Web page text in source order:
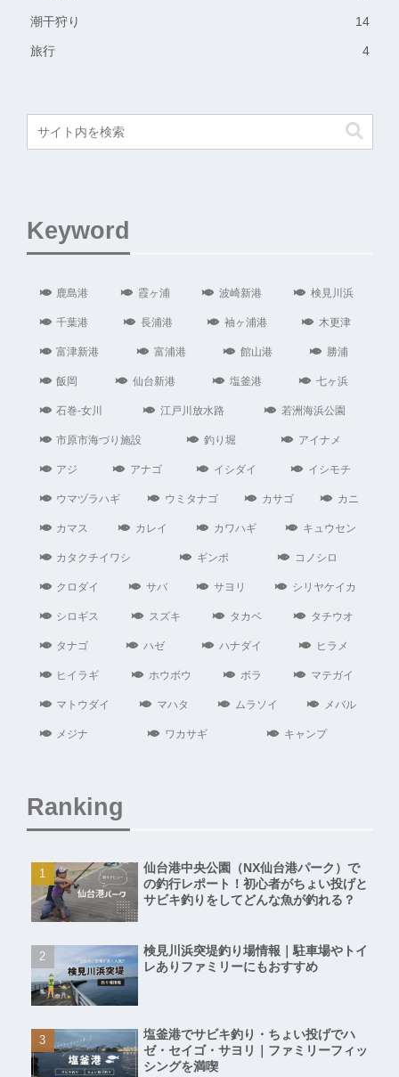
潮干狩り 14
旅行 4
Keyword
鹿島港 霞ヶ浦 波崎新港 検見川浜
千葉港 長浦港 袖ヶ浦港 木更津
富津新港 富浦港 館山港 勝浦
飯岡 仙台新港 塩釜港 七ヶ浜
石巻-女川 江戸川放水路 若洲海浜公園
市原市海づり施設 釣り堀 アイナメ
アジ アナゴ イシダイ イシモチ
ウマヅラハギ ウミタナゴ カサゴ カニ
カマス カレイ カワハギ キュウセン
カタクチイワシ ギンポ コノシロ
クロダイ サバ サヨリ シリヤケイカ
シロギス スズキ タカベ タチウオ
タナゴ ハゼ ハナダイ ヒラメ
ヒイラギ ホウボウ ボラ マテガイ
マトウダイ マハタ ムラソイ メバル
メジナ ワカサギ キャンプ
Ranking
仙台港中央公園（NX仙台港パーク）で
の釣行レポート！初心者がちょい投げと
サビキ釣りをしてどんな魚が釣れる？
検見川浜突堤釣り場情報｜駐車場やトイ
レありファミリーにもおすすめ
塩釜港でサビキ釣り・ちょい投げでハ
ゼ・セイゴ・サヨリ｜ファミリーフィッ
シングを満喫